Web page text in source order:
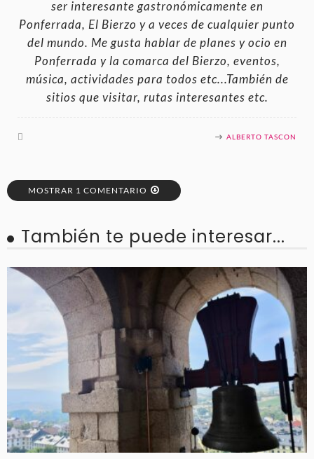
ser interesante gastronómicamente en
Ponferrada, El Bierzo y a veces de cualquier punto
del mundo. Me gusta hablar de planes y ocio en
Ponferrada y la comarca del Bierzo, eventos,
música, actividades para todos etc...También de
sitios que visitar, rutas interesantes etc.
ALBERTO TASCON
MOSTRAR 1 COMENTARIO
También te puede interesar...